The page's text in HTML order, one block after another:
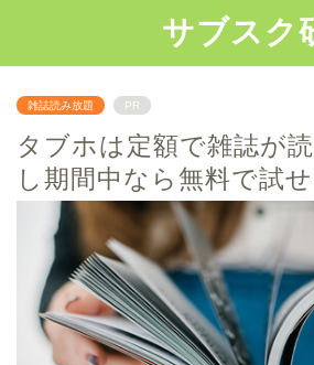
サブスク
雑誌読み放題 PR
タブホは定額で雑誌が
し期間中なら無料で試